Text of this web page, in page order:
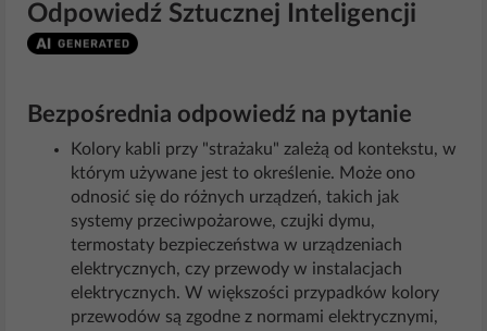
Odpowiedź Sztucznej Inteligencji
Bezpośrednia odpowiedź na pytanie
Kolory kabli przy "strażaku" zależą od kontekstu, w
którym używane jest to określenie. Może ono
odnosić się do różnych urządzeń, takich jak
systemy przeciwpożarowe, czujki dymu,
termostaty bezpieczeństwa w urządzeniach
elektrycznych, czy przewody w instalacjach
elektrycznych. W większości przypadków kolory
przewodów są zgodne z normami elektrycznymi,